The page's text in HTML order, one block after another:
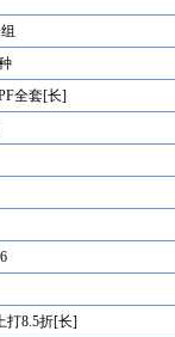
全套[长]
打8.5折[长]